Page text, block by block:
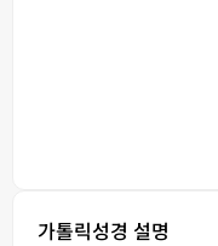
가톨릭성경 설명